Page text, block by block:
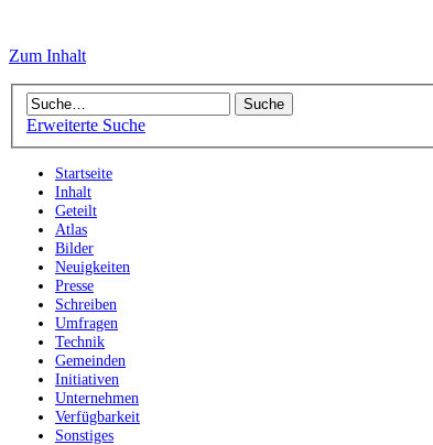
Zum Inhalt
Erweiterte Suche
Startseite
Inhalt
Geteilt
Atlas
Bilder
Neuigkeiten
Presse
Schreiben
Umfragen
Technik
Gemeinden
Initiativen
Unternehmen
Verfügbarkeit
Sonstiges